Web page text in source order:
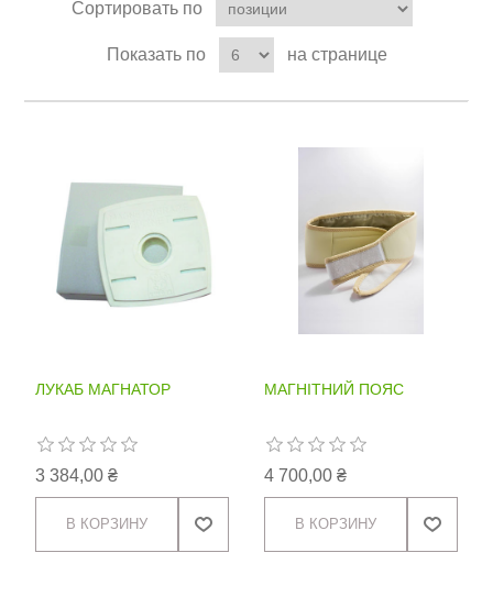
Сортировать по
Показать по на странице
ЛУКАБ МАГНАТОР
3 384,00 ₴
МАГНІТНИЙ ПОЯС
4 700,00 ₴